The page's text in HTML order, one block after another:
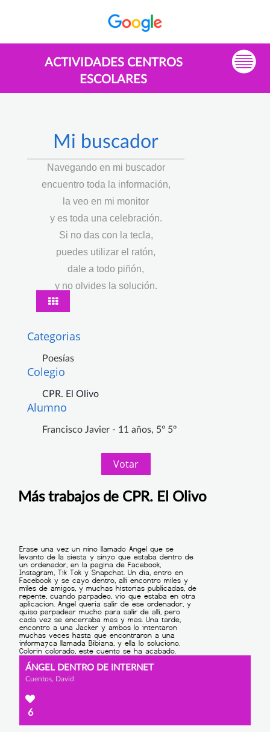
ACTIVIDADES CENTROS
ESCOLARES
Mi buscador
Navegando en mi buscador
encuentro toda la información,
la veo en mi monitor
y es toda una celebración.
Si no das con la tecla,
puedes utilizar el ratón,
dale a todo piñón,
y no olvides la solución.
Categorias
Poesías
Colegio
CPR. El Olivo
Alumno
Francisco Javier - 11 años, 5º 5º
Votar
Más trabajos de CPR. El Olivo
ÁNGEL DENTRO DE INTERNET
Cuentos, David
6